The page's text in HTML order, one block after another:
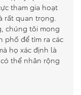
tham gia hoạt
rất quan trọng.
chúng tôi mong
phố để tìm ra các
họ xác định là
thể nhân rộng